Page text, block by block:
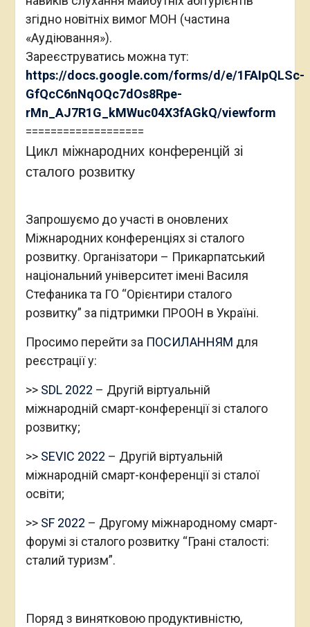
згідно новітніх вимог МОН (частина
«Аудіювання»).
Зареєструватись можна тут:
https://docs.google.com/forms/d/e/1FAIpQLSc-
GfQcC6nNqOQc7dOs8Rpe-
rMn_AJ7R1G_kMWuc04X3fAGkQ/viewform
===================
Цикл міжнародних конференцій зі
сталого розвитку
Запрошуємо до участі в оновлених
Міжнародних конференціях зі сталого
розвитку. Організатори – Прикарпатський
національний університет імені Василя
Стефаника та ГО “Орієнтири сталого
розвитку” за підтримки ПРООН в Україні.
Просимо перейти за ПОСИЛАННЯМ для
реєстрації у:
>> SDL 2022 – Другій віртуальній
міжнародній смарт-конференції зі сталого
розвитку;
>> SEVIC 2022 – Другій віртуальній
міжнародній смарт-конференції зі сталої
освіти;
>> SF 2022 – Другому міжнародному смарт-
форумі зі сталого розвитку “Грані сталості:
сталий туризм”.
Поряд з винятковою продуктивністю,